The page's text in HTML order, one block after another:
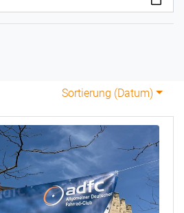
Sortierung (Datum)